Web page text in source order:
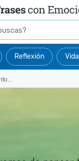
Reflexión Vida